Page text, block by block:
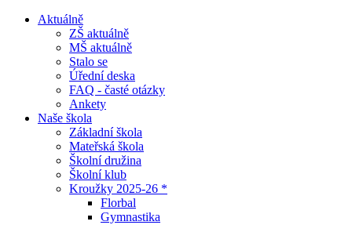
Aktuálně
ZŠ aktuálně
MŠ aktuálně
Stalo se
Úřední deska
FAQ - časté otázky
Ankety
Naše škola
Základní škola
Mateřská škola
Školní družina
Školní klub
Kroužky 2025-26 *
Florbal
Gymnastika